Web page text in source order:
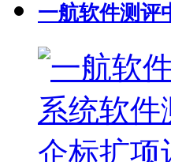
一航软件测评